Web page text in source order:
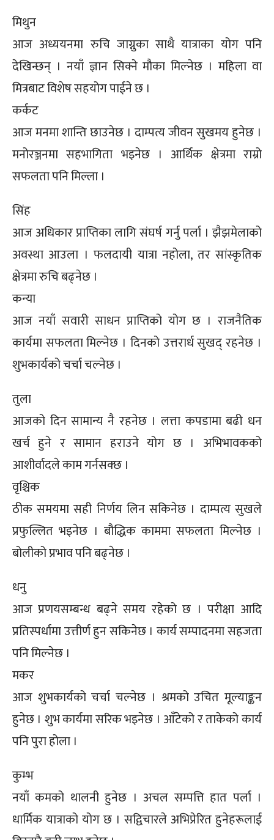
मिथुन
आज अध्ययनमा रुचि जाग्नुका साथै यात्राका योग पनि
देखिन्छन् । नयाँ ज्ञान सिक्ने मौका मिल्नेछ । महिला वा
मित्रबाट विशेष सहयोग पाईने छ ।
कर्कट
आज मनमा शान्ति छाउनेछ । दाम्पत्य जीवन सुखमय हुनेछ ।
मनोरञ्जनमा सहभागिता भइनेछ । आर्थिक क्षेत्रमा राम्रो
सफलता पनि मिल्ला ।
सिंह
आज अधिकार प्राप्तिका लागि संघर्ष गर्नु पर्ला । झैझमेलाको
अवस्था आउला । फलदायी यात्रा नहोला, तर सांस्कृतिक
क्षेत्रमा रुचि बढ्नेछ ।
कन्या
आज नयाँ सवारी साधन प्राप्तिको योग छ । राजनैतिक
कार्यमा सफलता मिल्नेछ । दिनको उत्तरार्ध सुखद् रहनेछ ।
शुभकार्यको चर्चा चल्नेछ ।
तुला
आजको दिन सामान्य नै रहनेछ । लत्ता कपडामा बढी धन
खर्च हुने र सामान हराउने योग छ । अभिभावकको
आशीर्वादले काम गर्नसक्छ ।
वृश्चिक
ठीक समयमा सही निर्णय लिन सकिनेछ । दाम्पत्य सुखले
प्रफुल्लित भइनेछ । बौद्धिक काममा सफलता मिल्नेछ ।
बोलीको प्रभाव पनि बढ्नेछ ।
धनु
आज प्रणयसम्बन्ध बढ्ने समय रहेको छ । परीक्षा आदि
प्रतिस्पर्धामा उत्तीर्ण हुन सकिनेछ । कार्य सम्पादनमा सहजता
पनि मिल्नेछ ।
मकर
आज शुभकार्यको चर्चा चल्नेछ । श्रमको उचित मूल्याङ्कन
हुनेछ । शुभ कार्यमा सरिक भइनेछ । आँटेको र ताकेको कार्य
पनि पुरा होला ।
कुम्भ
नयाँ कमको थालनी हुनेछ । अचल सम्पत्ति हात पर्ला ।
धार्मिक यात्राको योग छ । सद्विचारले अभिप्रेरित हुनेहरूलाई